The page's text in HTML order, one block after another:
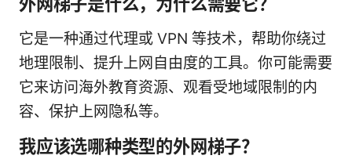
它是一种通过代理或 VPN 等技术，帮助你绕过
地理限制、提升上网自由度的工具。你可能需要
它来访问海外教育资源、观看受地域限制的内
容、保护上网隐私等。
我应该选哪种类型的外网梯子？